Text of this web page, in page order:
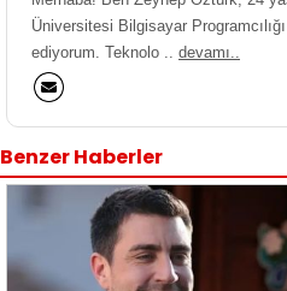
Üniversitesi Bilgisayar
ediyorum. Teknolo .. devamı..
Benzer Haberler